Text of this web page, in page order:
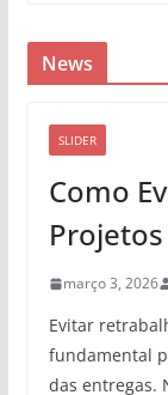
News
SLIDER
Como
março 3, 2026
Evitar
fundamental
das entregas.